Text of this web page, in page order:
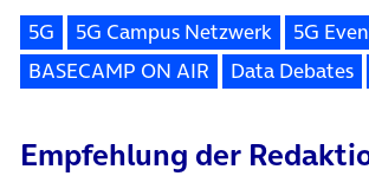
5G 5G Campus Netzwerk
5G
BASECAMP ON AIR
Data Debates
Empfehlung der